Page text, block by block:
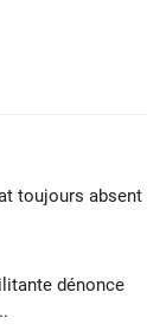
toujours absent
dénonce